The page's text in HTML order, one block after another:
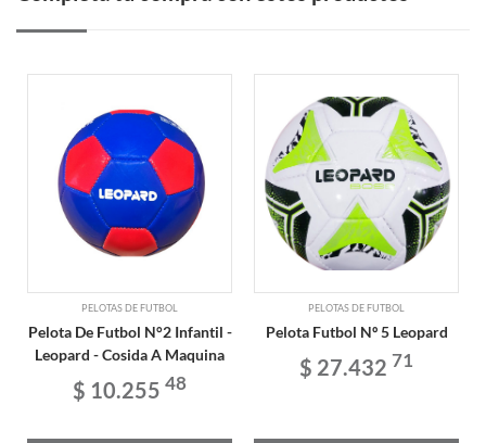
PELOTAS DE FUTBOL
Pelota De Futbol N°2 Infantil -
Leopard - Cosida A Maquina
$ 10.255 48
PELOTAS DE FUTBOL
Pelota Futbol Nº 5 Leopard
$ 27.432 71